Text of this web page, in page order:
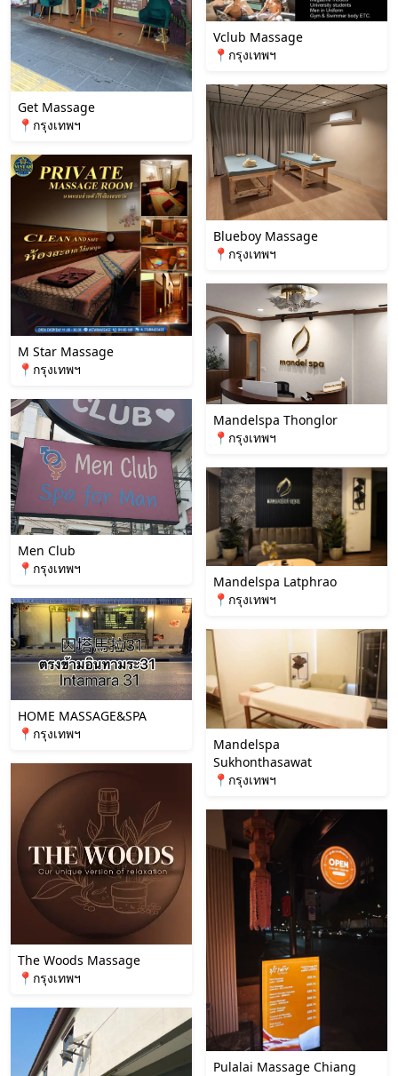
Get Massage
📍กรุงเทพฯ
M Star Massage
📍กรุงเทพฯ
Men Club
📍กรุงเทพฯ
HOME MASSAGE&SPA
📍กรุงเทพฯ
The Woods Massage
📍กรุงเทพฯ
Vclub Massage
📍กรุงเทพฯ
Blueboy Massage
📍กรุงเทพฯ
Mandelspa Thonglor
📍กรุงเทพฯ
Mandelspa Latphrao
📍กรุงเทพฯ
Mandelspa
Sukhonthasawat
📍กรุงเทพฯ
Pulalai Massage Chiang